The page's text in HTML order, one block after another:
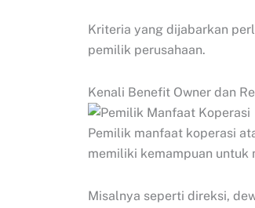
Kriteria yang dijabarkan
pemilik perusahaan.
Kenali Benefit Owner dan
Pemilik manfaat koperasi
memiliki kemampuan untuk
Misalnya seperti direksi,